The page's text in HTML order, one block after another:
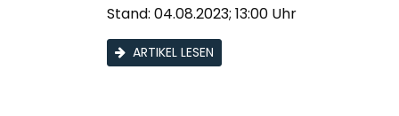
Stand: 04.08.2023; 13:00 Uhr
ARTIKEL LESEN